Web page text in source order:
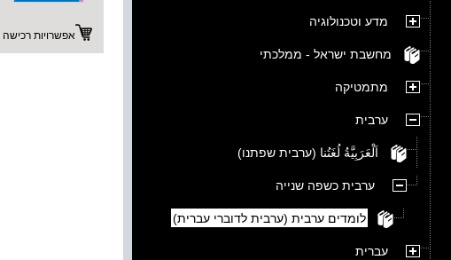
מדע וטכנולוגיה
מחשבת ישראל - ממלכתי
מתמטיקה
ערבית
اَلْعَرَبِيَّةُ لُغَتُنا (ערבית שפתנו)
ערבית כשפה שנייה
לומדים ערבית (ערבית לדוברי עברית)
עברית
אפשרויות רכישה